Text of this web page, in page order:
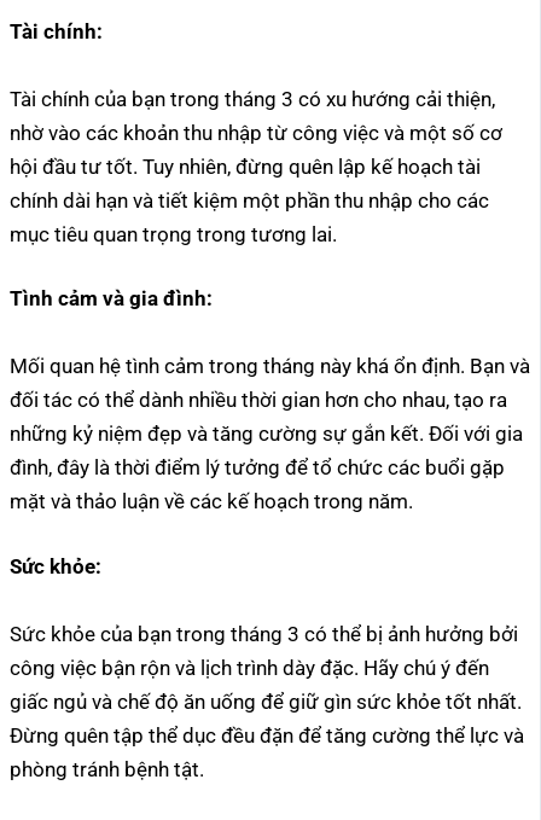
Tài chính:
Tài chính của bạn trong tháng 3 có xu hướng cải thiện,
nhờ vào các khoản thu nhập từ công việc và một số cơ
hội đầu tư tốt. Tuy nhiên, đừng quên lập kế hoạch tài
chính dài hạn và tiết kiệm một phần thu nhập cho các
mục tiêu quan trọng trong tương lai.
Tình cảm và gia đình:
Mối quan hệ tình cảm trong tháng này khá ổn định. Bạn và
đối tác có thể dành nhiều thời gian hơn cho nhau, tạo ra
những kỷ niệm đẹp và tăng cường sự gắn kết. Đối với gia
đình, đây là thời điểm lý tưởng để tổ chức các buổi gặp
mặt và thảo luận về các kế hoạch trong năm.
Sức khỏe:
Sức khỏe của bạn trong tháng 3 có thể bị ảnh hưởng bởi
công việc bận rộn và lịch trình dày đặc. Hãy chú ý đến
giấc ngủ và chế độ ăn uống để giữ gìn sức khỏe tốt nhất.
Đừng quên tập thể dục đều đặn để tăng cường thể lực và
phòng tránh bệnh tật.